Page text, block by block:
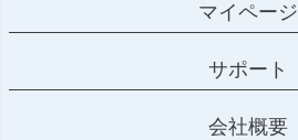
マイページ
サポート
会社概要